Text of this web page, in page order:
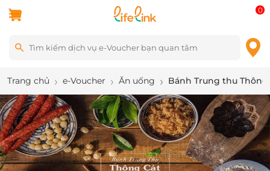
0
Trang chủ e-Voucher Ăn uống Bánh Trung thu